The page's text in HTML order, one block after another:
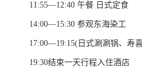
11:55—12:40 午餐 日式定食
14:00—15:30 参观东海染工
17:00—19:15(日式涮涮锅、寿
19:30结束一天行程入住酒店